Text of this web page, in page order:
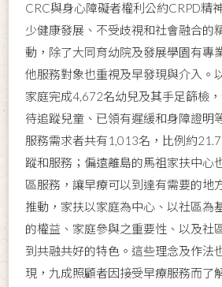
CRC與身心障礙者權利公約CRPD精
少健康發展、不受歧視和社會融合的
動，除了大同育幼院及發展學園有專
他服務對象也重視及早發現與介入。
家庭完成4,672名幼兒及其手足篩檢
待追蹤兒童、已領有遲緩和身障證明
服務需求者共有1,013名，比例約
蹤和服務；偏遠離島的馬祖家扶中心
區服務，讓早療可以到達有需要的地
推動，家扶以家庭為中心、以社區為
的權益、家庭參與之重要性、以及社
到共融共好的特色。這些理念及作法
現，九成照顧者因接受早療服務而了